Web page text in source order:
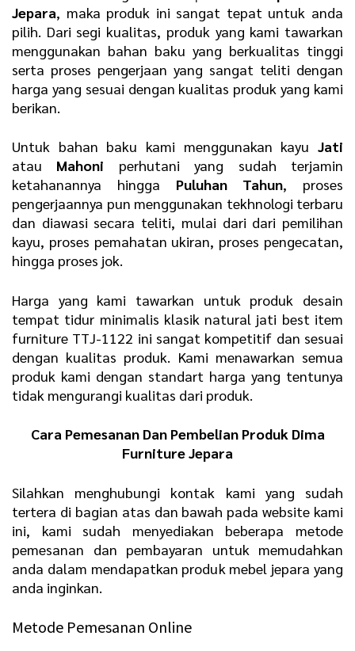
Jepara, maka produk ini sangat tepat untuk anda
pilih. Dari segi kualitas, produk yang kami tawarkan
menggunakan bahan baku yang berkualitas tinggi
serta proses pengerjaan yang sangat teliti dengan
harga yang sesuai dengan kualitas produk yang kami
berikan.
Untuk bahan baku kami menggunakan kayu Jati
atau Mahoni perhutani yang sudah terjamin
ketahanannya hingga Puluhan Tahun, proses
pengerjaannya pun menggunakan tekhnologi terbaru
dan diawasi secara teliti, mulai dari dari pemilihan
kayu, proses pemahatan ukiran, proses pengecatan,
hingga proses jok.
Harga yang kami tawarkan untuk produk desain
tempat tidur minimalis klasik natural jati best item
furniture TTJ-1122 ini sangat kompetitif dan sesuai
dengan kualitas produk. Kami menawarkan semua
produk kami dengan standart harga yang tentunya
tidak mengurangi kualitas dari produk.
Cara Pemesanan Dan Pembelian Produk Dima
Furniture Jepara
Silahkan menghubungi kontak kami yang sudah
tertera di bagian atas dan bawah pada website kami
ini, kami sudah menyediakan beberapa metode
pemesanan dan pembayaran untuk memudahkan
anda dalam mendapatkan produk mebel jepara yang
anda inginkan.
Metode Pemesanan Online